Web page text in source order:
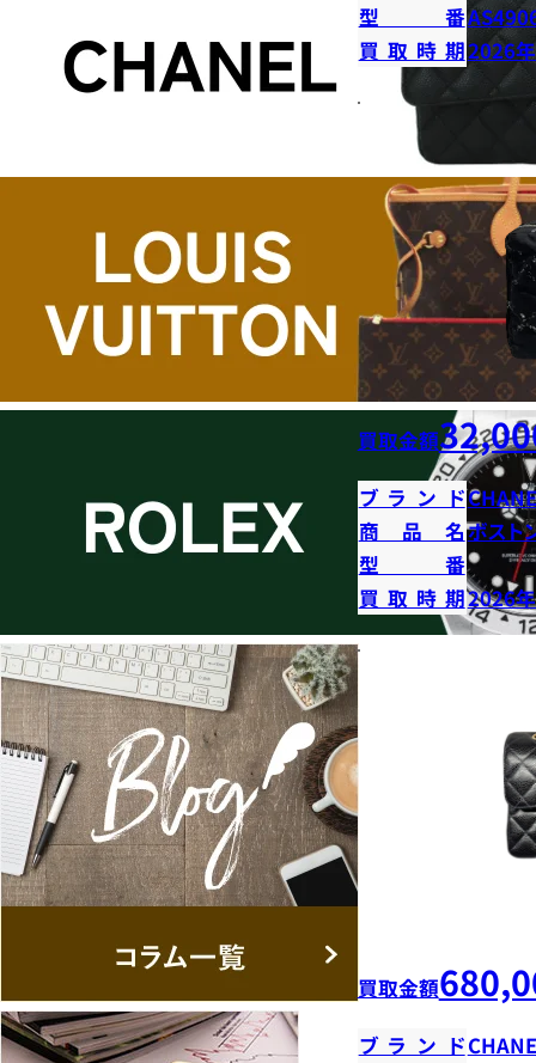
型番
買取時期2026
買取金額
ブランド
商品名ボスト
型番
買取時期2026
買取金額
ブランド